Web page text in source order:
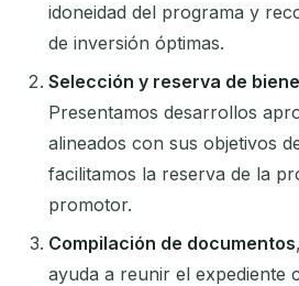
idoneidad del programa y
de inversión óptimas.
Selección y reserva de
Presentamos desarrollos
alineados con sus objetivos
facilitamos la reserva de la
promotor.
Compilación de documentos
ayuda a reunir el expediente